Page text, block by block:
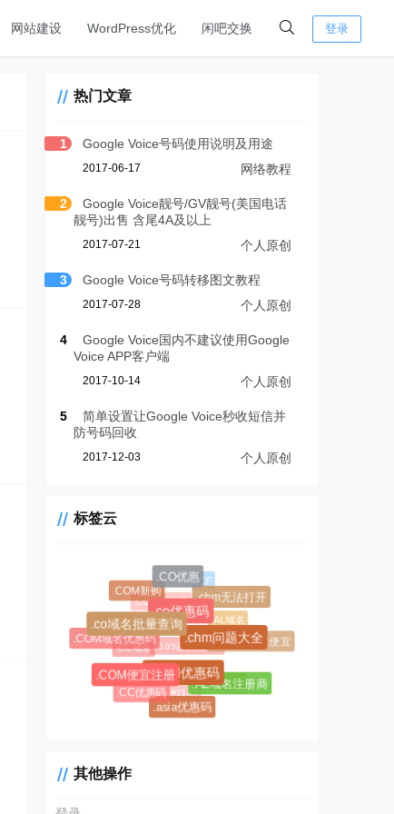
网站建设 WordPress优化 闲吧交换 登录
热门文章
1 Google Voice号码使用说明及用途
2017-06-17 网络教程
2
Google Voice靓号/GV靓号(美国电话
靓号)出售 含尾4A及以上
2017-07-21 个人原创
3 Google Voice号码转移图文教程
2017-07-28 个人原创
4
Google Voice国内不建议使用Google
Voice APP客户端
2017-10-14 个人原创
5
简单设置让Google Voice秒收短信并
防号码回收
2017-12-03 个人原创
标签云
#1045
#1146
$0.99超级优惠码
.AL域名
.AL域名哪里便宜
.AL域名注册商
.asia优惠码
.CC优惠码
.CC域名
.CC域名注册
.CF
.chm无法打开
.chm问题大全
.COM优惠码
.COM便宜注册
.COM域名优惠码
.COM新购
.CO优惠
.co优惠码
.co域名批量查询
其他操作